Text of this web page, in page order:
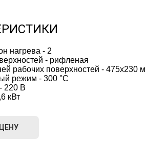
нагрева - 2
- рифленая
рабочих поверхностей - 475х230
режим - 300 °C
220 В
кВт